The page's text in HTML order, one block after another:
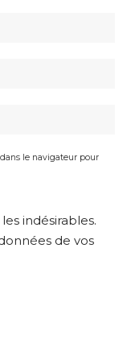
le navigateur pour
indésirables.
de vos